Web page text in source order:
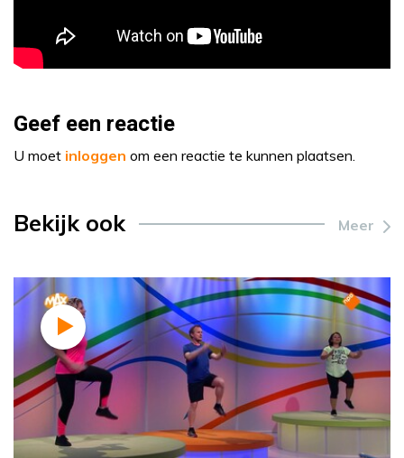
Geef een reactie
U moet inloggen om een reactie te kunnen plaatsen.
Bekijk ook Meer